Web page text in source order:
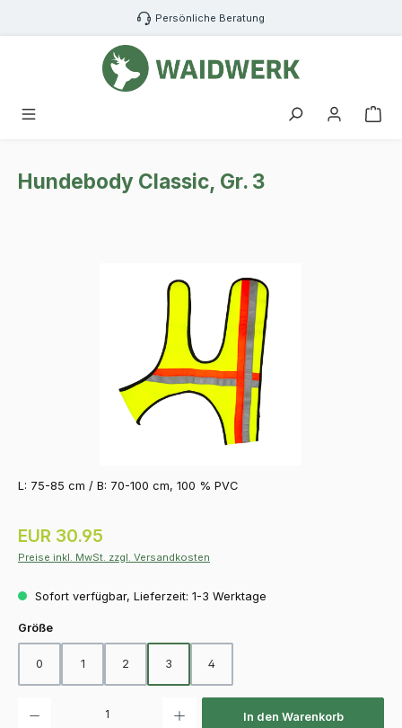
Zum Hauptinhalt springen Persönliche Beratung
Hundebody Classic, Gr. 3
L: 75-85 cm / B: 70-100 cm, 100 % PVC
Regulärer Preis:
EUR 30.95
Preise inkl. MwSt. zzgl. Versandkosten
Sofort verfügbar, Lieferzeit: 1-3 Werktage
Größeauswählen
0 1 2 3 4
In den Warenkorb